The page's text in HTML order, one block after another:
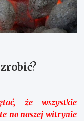
że wszystkie
na naszej witrynie